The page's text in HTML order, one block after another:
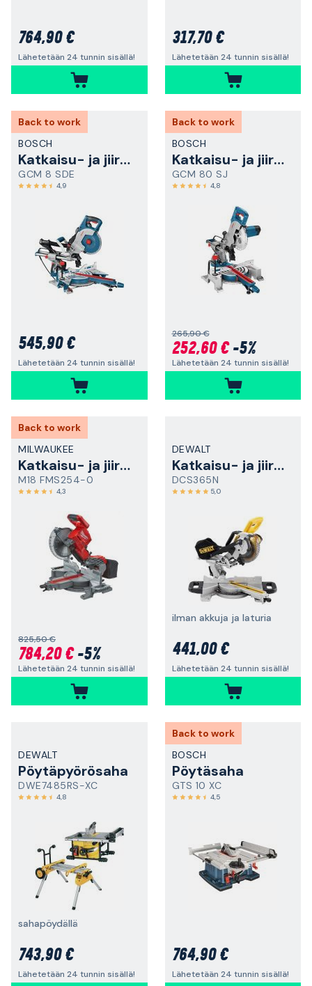
764,90 €
Lähetetään 24 tunnin sisällä!
317,70 €
Lähetetään 24 tunnin sisällä!
Back to work
BOSCH
Katkaisu- ja jiirisaha
GCM 8 SDE
4,9
545,90 €
Lähetetään 24 tunnin sisällä!
Back to work
BOSCH
Katkaisu- ja jiirisaha
GCM 80 SJ
4,8
265,90 €
252,60 €-5%
Lähetetään 24 tunnin sisällä!
Back to work
MILWAUKEE
Katkaisu- ja jiirisaha
M18 FMS254-0
4,3
825,50 €
784,20 €-5%
Lähetetään 24 tunnin sisällä!
DEWALT
Katkaisu- ja jiirisaha
DCS365N
5,0
ilman akkuja ja laturia
441,00 €
Lähetetään 24 tunnin sisällä!
DEWALT
Pöytäpyörösaha
DWE7485RS-XC
4,8
sahapöydällä
743,90 €
Lähetetään 24 tunnin sisällä!
Back to work
BOSCH
Pöytäsaha
GTS 10 XC
4,5
764,90 €
Lähetetään 24 tunnin sisällä!